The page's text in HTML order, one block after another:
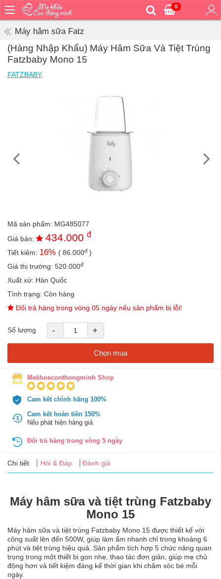
0
Bé
ăn
vệ
ngoài
an
toàn
Bé
tắm
Bé
mà
học
cho
bố
dùng
nhà
Tin
Máy hâm sữa Fatz
(Hàng Nhập Khẩu) Máy Hâm Sữa Và Tiệt Trùng
Fatzbaby Mono 15
FATZBABY.
Mã sản phẩm: MG485077
Giá bán:
434.000 đ
Tiết kiệm: 16% ( 86.000đ )
Giá thị trường: 520.000đ
Xuất xứ: Hàn Quốc
Tình trạng: Còn hàng
Đổi trả hàng trong vòng 05 ngày nếu sản phẩm bị lỗi!
Số lượng - +
Chọn mua
Mekhoeconthongminh Shop
Cam kết chính hãng 100%
Cam kết hoàn tiền 150%
Nếu phát hiện hàng giả
Đổi trả hàng trong vòng 5 ngày
Chi tiết Hỏi & Đáp Đánh giá
Máy hâm sữa và tiệt trùng Fatzbaby
Mono 15
Máy hâm sữa và tiệt trùng Fatzbaby Mono 15 được thiết kế với
công suất lên đến 500W, giúp làm ấm nhanh chỉ trong khoảng 6
phút và tiệt trùng hiệu quả. Sản phẩm tích hợp 5 chức năng quan
trọng trong một thiết bị gọn nhẹ, thao tác đơn giản, giúp mẹ chủ
động hơn và tiết kiệm đáng kể thời gian khi chăm sóc bé mỗi
ngày.